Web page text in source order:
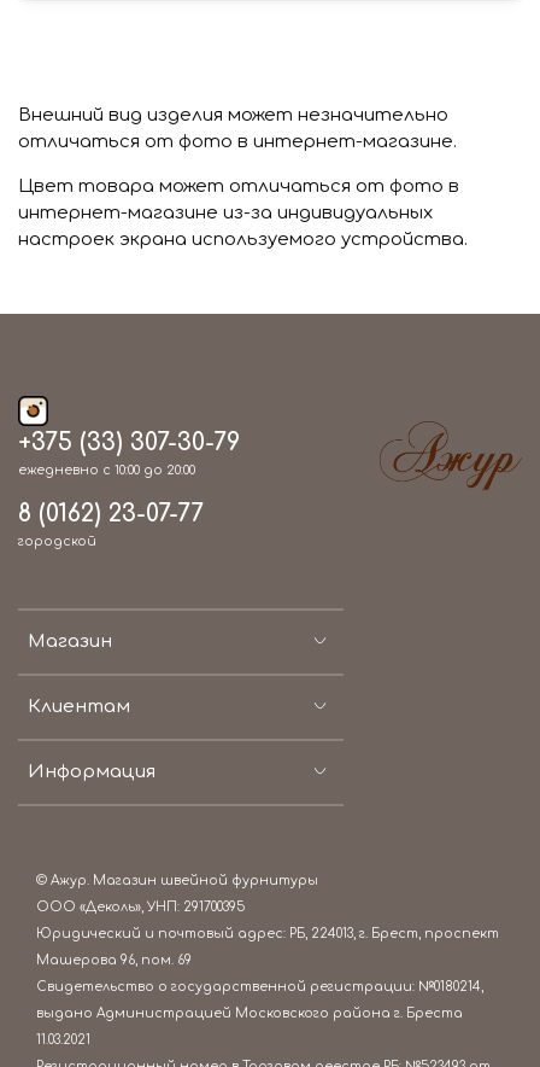
Внешний вид изделия может незначительно
отличаться от фото в интернет-магазине.
Цвет товара может отличаться от фото в
интернет-магазине из-за индивидуальных
настроек экрана используемого устройства.
Магазин
Клиентам
Информация
+375 (33) 307-30-79
ежедневно с 10:00 до 20:00
8 (0162) 23-07-77
городской
© Ажур. Магазин швейной фурнитуры
ООО «Деколь», УНП: 291700395
Юридический и почтовый адрес: РБ, 224013, г. Брест, проспект
Машерова 96, пом. 69
Свидетельство о государственной регистрации: №0180214,
выдано Администрацией Московского района г. Бреста
11.03.2021